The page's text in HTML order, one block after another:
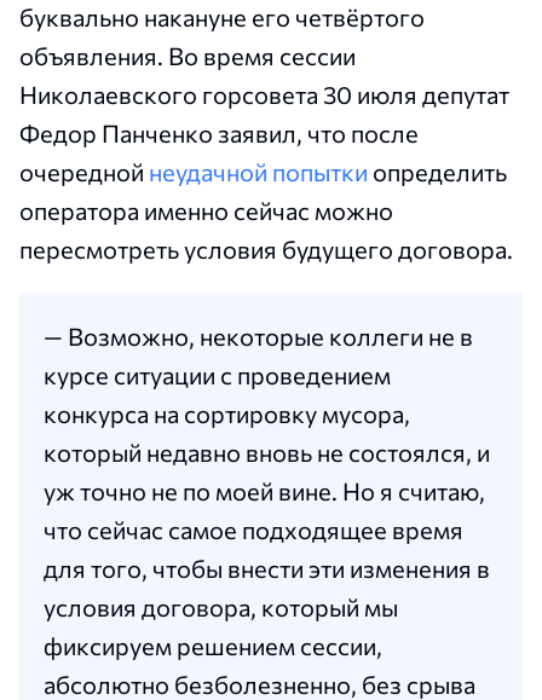
буквально накануне его четвёртого
объявления. Во время сессии
Николаевского горсовета 30 июля депутат
Федор Панченко заявил, что после
очередной неудачной попытки определить
оператора именно сейчас можно
пересмотреть условия будущего договора.
— Возможно, некоторые коллеги не в
курсе ситуации с проведением
конкурса на сортировку мусора,
который недавно вновь не состоялся, и
уж точно не по моей вине. Но я считаю,
что сейчас самое подходящее время
для того, чтобы внести эти изменения в
условия договора, который мы
фиксируем решением сессии,
абсолютно безболезненно, без срыва